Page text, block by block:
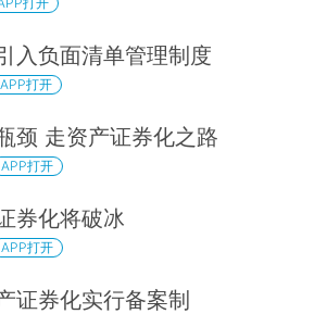
入负面清单管理制度
APP打开
颈 走资产证券化之路
APP打开
券化将破冰
APP打开
证券化实行备案制